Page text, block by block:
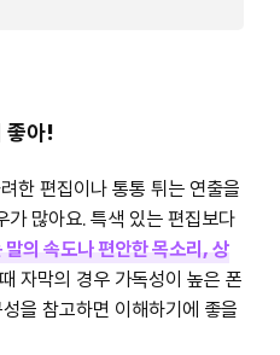
좋아!
한 편집이나 통통 튀는 연출을
많아요. 특색 있는 편집보다
의 속도나 편안한 목소리, 상
자막의 경우 가독성이 높은 폰
을 참고하면 이해하기에 좋을